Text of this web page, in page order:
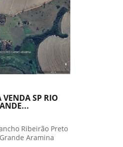
VENDA SP RIO
Ribeirão Preto
Aramina